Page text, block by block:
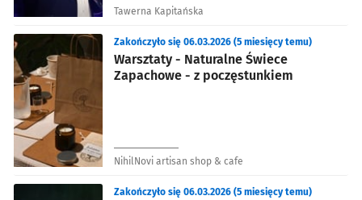
Tawerna Kapitańska
Warsztaty - Naturalne Świece
Zapachowe - z poczęstunkiem
Zakończyło się 06.03.2026 (5 miesięcy temu)
NihilNovi artisan shop & cafe
Zakończyło się 06.03.2026 (5 miesięcy temu)